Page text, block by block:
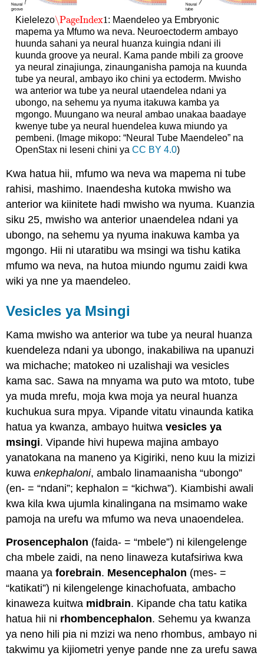
Kielelezo\PageIndex1
\PageIndex1: Maendeleo ya Embryonic
mapema ya Mfumo wa neva. Neuroectoderm ambayo
huunda sahani ya neural huanza kuingia ndani ili
kuunda groove ya neural. Kama pande mbili za groove
ya neural zinajiunga, zinaunganisha pamoja na kuunda
tube ya neural, ambayo iko chini ya ectoderm. Mwisho
wa anterior wa tube ya neural utaendelea ndani ya
ubongo, na sehemu ya nyuma itakuwa kamba ya
mgongo. Muungano wa neural ambao unakaa baadaye
kwenye tube ya neural huendelea kuwa miundo ya
pembeni. (Image mikopo: “Neural Tube Maendeleo” na
OpenStax ni leseni chini ya CC BY 4.0)
Kwa hatua hii, mfumo wa neva wa mapema ni tube
rahisi, mashimo. Inaendesha kutoka mwisho wa
anterior wa kiinitete hadi mwisho wa nyuma. Kuanzia
siku 25, mwisho wa anterior unaendelea ndani ya
ubongo, na sehemu ya nyuma inakuwa kamba ya
mgongo. Hii ni utaratibu wa msingi wa tishu katika
mfumo wa neva, na hutoa miundo ngumu zaidi kwa
wiki ya nne ya maendeleo.
Vesicles ya Msingi
Kama mwisho wa anterior wa tube ya neural huanza
kuendeleza ndani ya ubongo, inakabiliwa na upanuzi
wa michache; matokeo ni uzalishaji wa vesicles
kama sac. Sawa na mnyama wa puto wa mtoto, tube
ya muda mrefu, moja kwa moja ya neural huanza
kuchukua sura mpya. Vipande vitatu vinaunda katika
hatua ya kwanza, ambayo huitwavesicles ya
msingi. Vipande hivi hupewa majina ambayo
yanatokana na maneno ya Kigiriki, neno kuu la mizizi
kuwaenkephaloni, ambalo linamaanisha “ubongo”
(en- = “ndani”; kephalon = “kichwa”). Kiambishi awali
kwa kila kwa ujumla kinalingana na msimamo wake
pamoja na urefu wa mfumo wa neva unaoendelea.
Prosencephalon (faida- = “mbele”) ni kilengelenge
cha mbele zaidi, na neno linaweza kutafsiriwa kwa
maana yaforebrain. Mesencephalon (mes- =
“katikati”) ni kilengelenge kinachofuata, ambacho
kinaweza kuitwa midbrain. Kipande cha tatu katika
hatua hii ni rhombencephalon. Sehemu ya kwanza
ya neno hili pia ni mzizi wa neno rhombus, ambayo ni
takwimu ya kijiometri yenye pande nne za urefu sawa